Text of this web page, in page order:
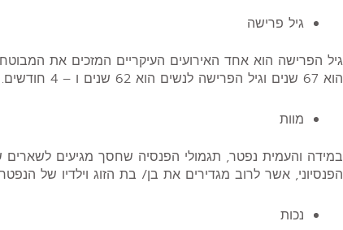
גיל פרישה
גיל הפרישה הוא אחד האירועים העיקריים המזכים את
הוא 67 שנים וגיל הפרישה לנשים הוא 62 שנים ו – 4 חודשים.
מוות
במידה והעמית נפטר, תגמולי הפנסיה שחסך מגיעים
הפנסיוני, אשר לרוב מגדירים את בן/ בת הזוג וילדיו של
נכות